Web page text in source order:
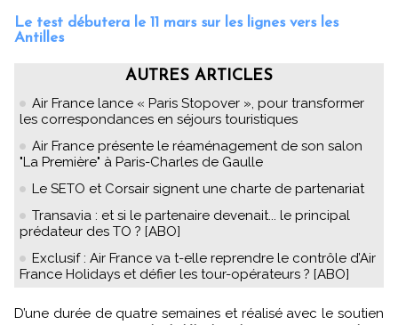
Le test débutera le 11 mars sur les lignes vers les
Antilles
AUTRES ARTICLES
Air France lance « Paris Stopover », pour transformer
les correspondances en séjours touristiques
Air France présente le réaménagement de son salon
"La Première" à Paris-Charles de Gaulle
Le SETO et Corsair signent une charte de partenariat
Transavia : et si le partenaire devenait... le principal
prédateur des TO ? [ABO]
Exclusif : Air France va t-elle reprendre le contrôle d’Air
France Holidays et défier les tour-opérateurs ? [ABO]
D’une durée de quatre semaines et réalisé avec le soutien